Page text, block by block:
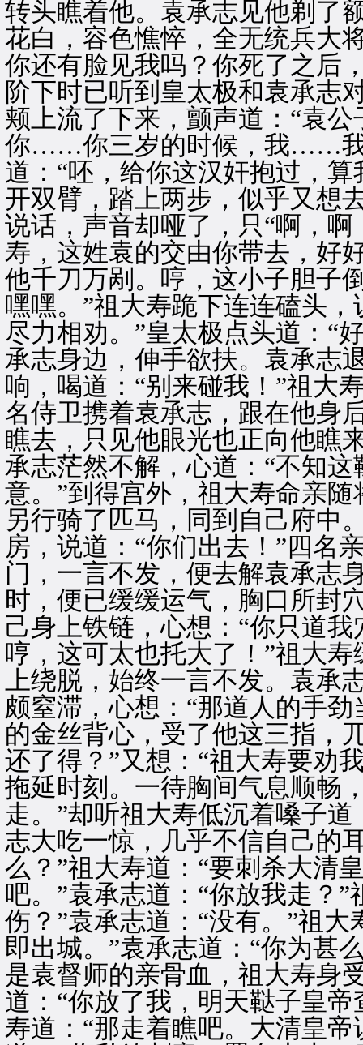
转头瞧着他。袁承志见他剃了
花白，容色憔悴，全无统兵大
你还有脸见我吗？你死了之后
阶下时已听到皇太极和袁承志
颊上流了下来，颤声道：“袁
你……你三岁的时候，我……我
道：“呸，给你这汉奸抱过，
开双臂，踏上两步，似乎又想
说话，声音却哑了，只“啊，
寿，这姓袁的交由你带去，好
他千刀万剐。哼，这小子胆子
嘿嘿。”祖大寿跪下连连磕头
尽力相劝。”皇太极点头道：“
承志身边，伸手欲扶。袁承志
响，喝道：“别来碰我！”祖大
名侍卫携着袁承志，跟在他身
瞧去，只见他眼光也正向他瞧
承志茫然不解，心道：“不知
意。”到得宫外，祖大寿命亲
另行骑了匹马，同到自己府中
房，说道：“你们出去！”四名
门，一言不发，便去解袁承志
时，便已缓缓运气，胸口所封
己身上铁链，心想：“你只道
哼，这可太也托大了！”祖大
上绕脱，始终一言不发。袁承
颇窒滞，心想：“那道人的手
的金丝背心，受了他这三指，
还了得？”又想：“祖大寿要劝
拖延时刻。一待胸间气息顺畅
走。”却听祖大寿低沉着嗓子
志大吃一惊，几乎不信自己
么？”祖大寿道：“要刺杀大清
吧。”袁承志道：“你放我走？
伤？”袁承志道：“没有。”祖
即出城。”袁承志道：“你为甚
是袁督师的亲骨血，祖大寿身
道：“你放了我，明天鞑子皇
寿道：“那走着瞧吧。大清皇